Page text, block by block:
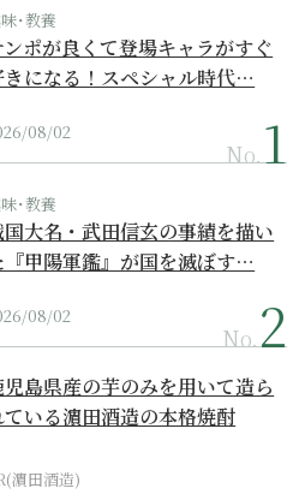
･教養
ンポが良くて登場キャラがすぐ
きになる！スペシャル時代…
08/02
No.
･教養
国大名・武田信玄の事績を描い
『甲陽軍鑑』が国を滅ぼす…
08/02
No.
児島県産の芋のみを用いて造ら
ている濵田酒造の本格焼酎
濵田酒造)